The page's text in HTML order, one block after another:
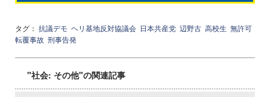
タグ： 抗議デモ ヘリ基地反対協議会 日本共産党 辺野古 高校生 無許可
転覆事故 刑事告発
"社会: その他"の関連記事